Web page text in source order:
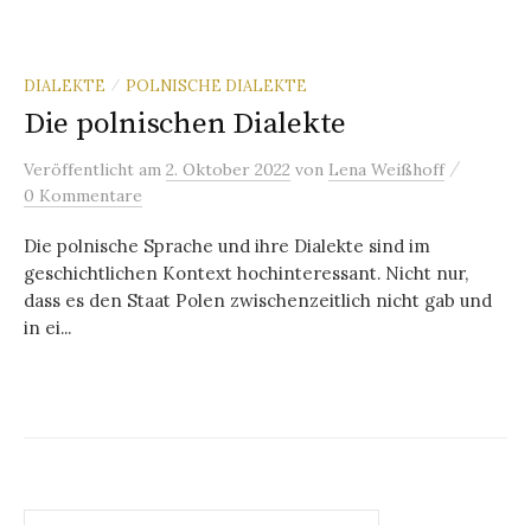
DIALEKTE / POLNISCHE DIALEKTE
Die polnischen Dialekte
Veröffentlicht am 2. Oktober 2022 von Lena Weißhoff /
0 Kommentare
Die polnische Sprache und ihre Dialekte sind im
geschichtlichen Kontext hochinteressant. Nicht nur,
dass es den Staat Polen zwischenzeitlich nicht gab und
in ei...